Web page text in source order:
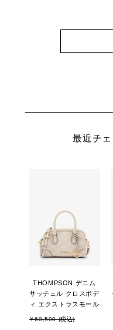
最近チ
THOMPSON デニム
サッチェル クロスボデ
ィ エクストラスモール
￥60,500 (税込)